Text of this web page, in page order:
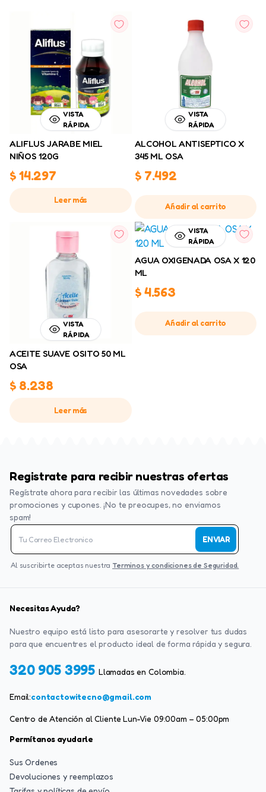
VISTA
RÁPIDA
ALIFLUS JARABE MIEL
NIÑOS 120G
$14.297
Leer más
VISTA
RÁPIDA
ALCOHOL ANTISEPTICO X
345 ML OSA
$ 7.492
Añadir al carrito
VISTA
RÁPIDA
ACEITE SUAVE OSITO 50 ML
OSA
$ 8.238
Leer más
VISTA
RÁPIDA
AGUA OXIGENADA OSA X 120
ML
$4.563
Añadir al carrito
Registrate para recibir nuestras ofertas
Regístrate ahora para recibir las últimas novedades sobre
promociones y cupones. ¡No te preocupes, no enviamos
spam!
ENVIAR
Al suscribirte aceptas nuestra Terminos y condiciones de Seguridad.
Necesitas Ayuda?
Nuestro equipo está listo para asesorarte y resolver tus dudas
para que encuentres el producto ideal de forma rápida y segura.
320 905 3995 Llamadas en Colombia.
Email:contactowitecno@gmail.com
Centro de Atención al Cliente Lun-Vie 09:00am – 05:00pm
Permítanos ayudarle
Sus Ordenes
Devoluciones y reemplazos